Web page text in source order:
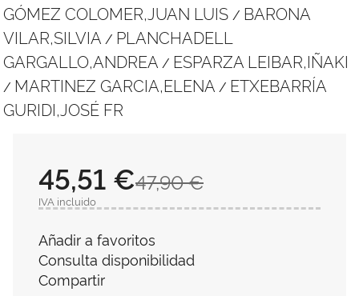
GÓMEZ COLOMER,JUAN LUIS / BARONA
VILAR,SILVIA / PLANCHADELL
GARGALLO,ANDREA / ESPARZA LEIBAR,IÑAKI
/ MARTINEZ GARCIA,ELENA / ETXEBARRÍA
GURIDI,JOSÉ FR
47,90 €
45,51 €
IVA incluido
Añadir a favoritos
Consulta disponibilidad
Compartir